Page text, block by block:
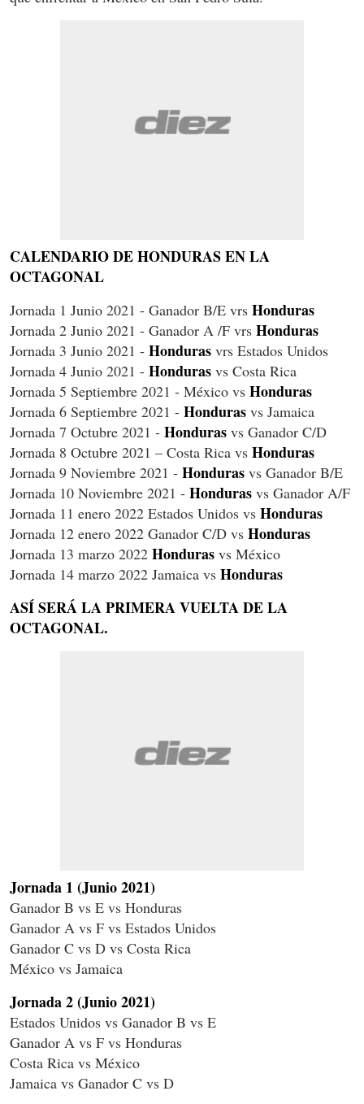
CALENDARIO DE HONDURAS EN LA
OCTAGONAL
Jornada 1 Junio 2021 - Ganador B/E vrs Honduras
Jornada 2 Junio 2021 - Ganador A /F vrs Honduras
Jornada 3 Junio 2021 - Honduras vrs Estados Unidos
Jornada 4 Junio 2021 - Honduras vs Costa Rica
Jornada 5 Septiembre 2021 - México vs Honduras
Jornada 6 Septiembre 2021 - Honduras vs Jamaica
Jornada 7 Octubre 2021 - Honduras vs Ganador C/D
Jornada 8 Octubre 2021 – Costa Rica vs Honduras
Jornada 9 Noviembre 2021 - Honduras vs Ganador B/E
Jornada 10 Noviembre 2021 - Honduras vs Ganador A/F
Jornada 11 enero 2022 Estados Unidos vs Honduras
Jornada 12 enero 2022 Ganador C/D vs Honduras
Jornada 13 marzo 2022 Honduras vs México
Jornada 14 marzo 2022 Jamaica vs Honduras
ASÍ SERÁ LA PRIMERA VUELTA DE LA
OCTAGONAL.
Jornada 1 (Junio 2021)
Ganador B vs E vs Honduras
Ganador A vs F vs Estados Unidos
Ganador C vs D vs Costa Rica
México vs Jamaica
Jornada 2(Junio 2021)
Estados Unidos vs Ganador B vs E
Ganador A vs F vs Honduras
Costa Rica vs México
Jamaica vs Ganador C vs D